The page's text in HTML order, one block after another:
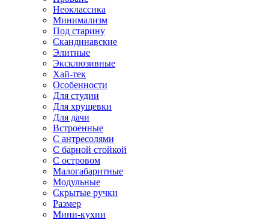
Неоклассика
Минимализм
Под старину
Скандинавские
Элитные
Эксклюзивные
Хай-тек
Особенности
Для студии
Для хрущевки
Для дачи
Встроенные
С антресолями
С барной стойкой
С островом
Малогабаритные
Модульные
Скрытые ручки
Размер
Мини-кухни